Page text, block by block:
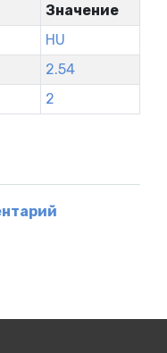
Значение
HU
2.54
2